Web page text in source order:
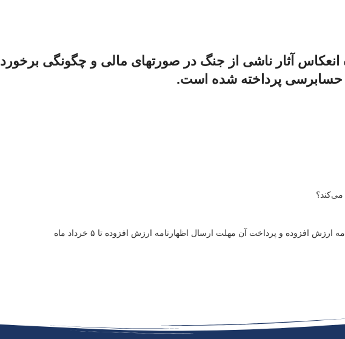
آثار ناشی از جنگ در صورتهای مالی و چگونگی برخورد
پرداخته شده است.
می‌کند؟
و پرداخت آن مهلت ارسال اظهارنامه ارزش افزوده تا ۵ خرداد ماه